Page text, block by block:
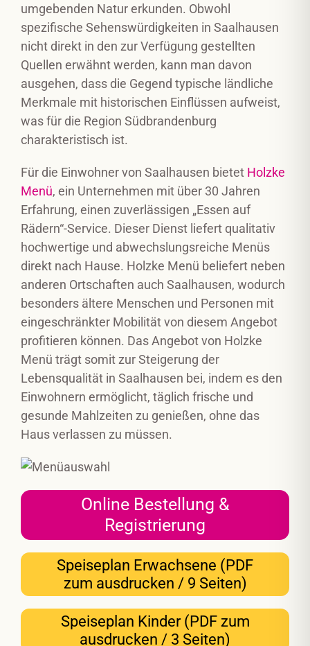
umgebenden Natur erkunden. Obwohl
spezifische Sehenswürdigkeiten in Saalhausen
nicht direkt in den zur Verfügung gestellten
Quellen erwähnt werden, kann man davon
ausgehen, dass die Gegend typische ländliche
Merkmale mit historischen Einflüssen aufweist,
was für die Region Südbrandenburg
charakteristisch ist.
Für die Einwohner von Saalhausen bietet Holzke
Menü, ein Unternehmen mit über 30 Jahren
Erfahrung, einen zuverlässigen „Essen auf
Rädern“-Service. Dieser Dienst liefert qualitativ
hochwertige und abwechslungsreiche Menüs
direkt nach Hause. Holzke Menü beliefert neben
anderen Ortschaften auch Saalhausen, wodurch
besonders ältere Menschen und Personen mit
eingeschränkter Mobilität von diesem Angebot
profitieren können. Das Angebot von Holzke
Menü trägt somit zur Steigerung der
Lebensqualität in Saalhausen bei, indem es den
Einwohnern ermöglicht, täglich frische und
gesunde Mahlzeiten zu genießen, ohne das
Haus verlassen zu müssen.
Online Bestellung &
Registrierung
Speiseplan Erwachsene (PDF
zum ausdrucken / 9 Seiten)
Speiseplan Kinder (PDF zum
ausdrucken / 3 Seiten)